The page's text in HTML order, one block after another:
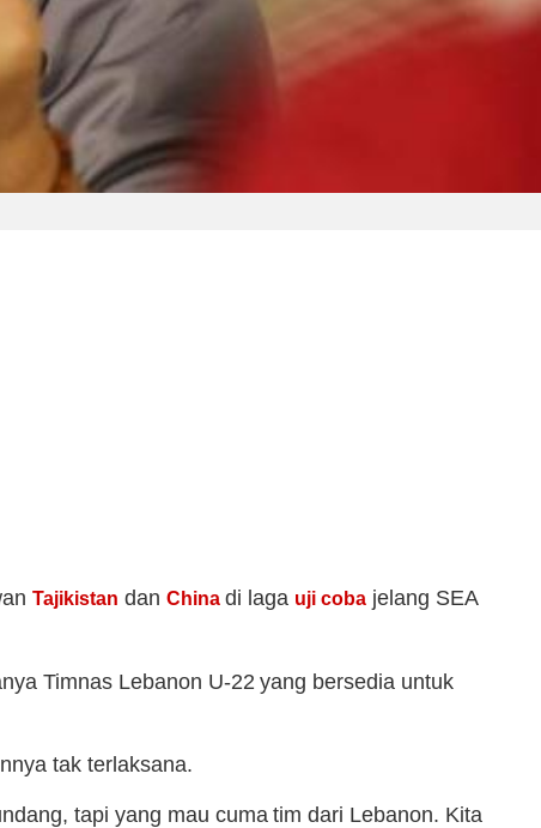
Tajikistan dan Chinadi laga uji cobajelang SEA
Timnas Lebanon U-22 yang bersedia untuk
tak terlaksana.
tapi yang mau cuma tim dari Lebanon. Kita